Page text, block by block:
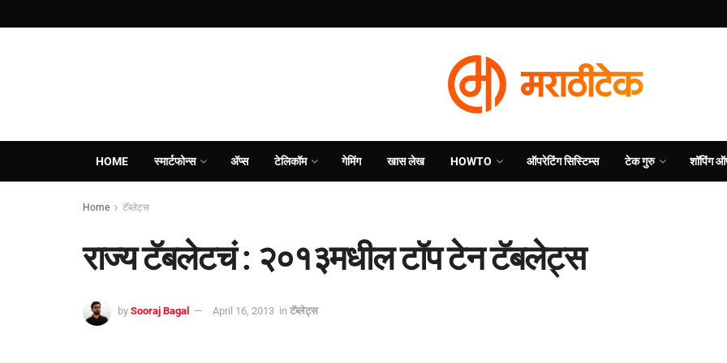
HOME स्मार्टफोन्स ॲप्स टेलिकॉम गेमिंग खास लेख HOWTO ऑपरेटिंग सिस्टिम्स टेक गुरु शॉपिंग
Home टॅब्लेट्स
राज्य टॅबलेटचं : २०१३मधील टॉप टेन टॅबलेट्स
by Sooraj Bagal April 16, 2013 in टॅब्लेट्स